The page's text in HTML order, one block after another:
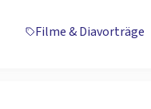
Filme & Diavorträge